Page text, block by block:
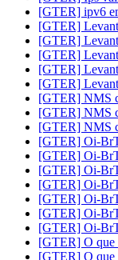
[GTER] ipv6
[GTER]
[GTER]
[GTER]
[GTER]
[GTER]
[GTER] NMS
[GTER] NMS
[GTER] NMS
[GTER] Oi-
[GTER] Oi-
[GTER] Oi-
[GTER] Oi-
[GTER] Oi-
[GTER] Oi-
[GTER] Oi-
[GTER] O que
[GTER] O que